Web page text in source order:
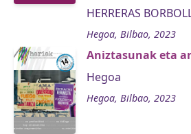
HERRERAS
Hegoa, Bilbao, 2023
Aniztasunak eta
Hegoa
Hegoa, Bilbao, 2023